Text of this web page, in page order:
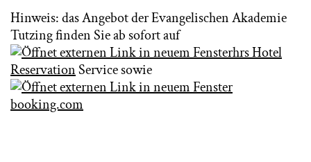
Hinweis: das Angebot der Evangelischen Akademie
Tutzing finden Sie ab sofort auf
hrs Hotel
ReservationService sowie
booking.com